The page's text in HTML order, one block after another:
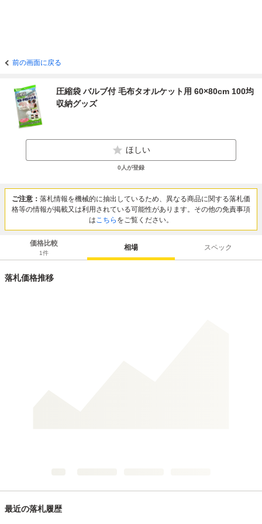
前の画面に戻る
圧縮袋 バルブ付 毛布タオルケット用 60×80cm 100均
収納グッズ
ほしい
0 人が登録
ご注意： 落札情報を機械的に抽出しているため、異なる商品に関する落札価
格等の情報が掲載又は利用されている可能性があります。その他の免責事項
はこちら をご覧ください。
価格比較
1件
相場 スペック
落札価格推移
最近の落札履歴